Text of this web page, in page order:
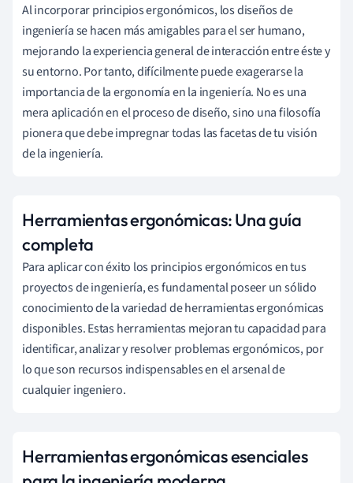
Al incorporar principios ergonómicos, los diseños de
ingeniería se hacen más amigables para el ser humano,
mejorando la experiencia general de interacción entre éste y
su entorno. Por tanto, difícilmente puede exagerarse la
importancia de la ergonomía en la ingeniería. No es una
mera aplicación en el proceso de diseño, sino una filosofía
pionera que debe impregnar todas las facetas de tu visión
de la ingeniería.
Herramientas ergonómicas: Una guía
completa
Para aplicar con éxito los principios ergonómicos en tus
proyectos de ingeniería, es fundamental poseer un sólido
conocimiento de la variedad de herramientas ergonómicas
disponibles. Estas herramientas mejoran tu capacidad para
identificar, analizar y resolver problemas ergonómicos, por
lo que son recursos indispensables en el arsenal de
cualquier ingeniero.
Herramientas ergonómicas esenciales